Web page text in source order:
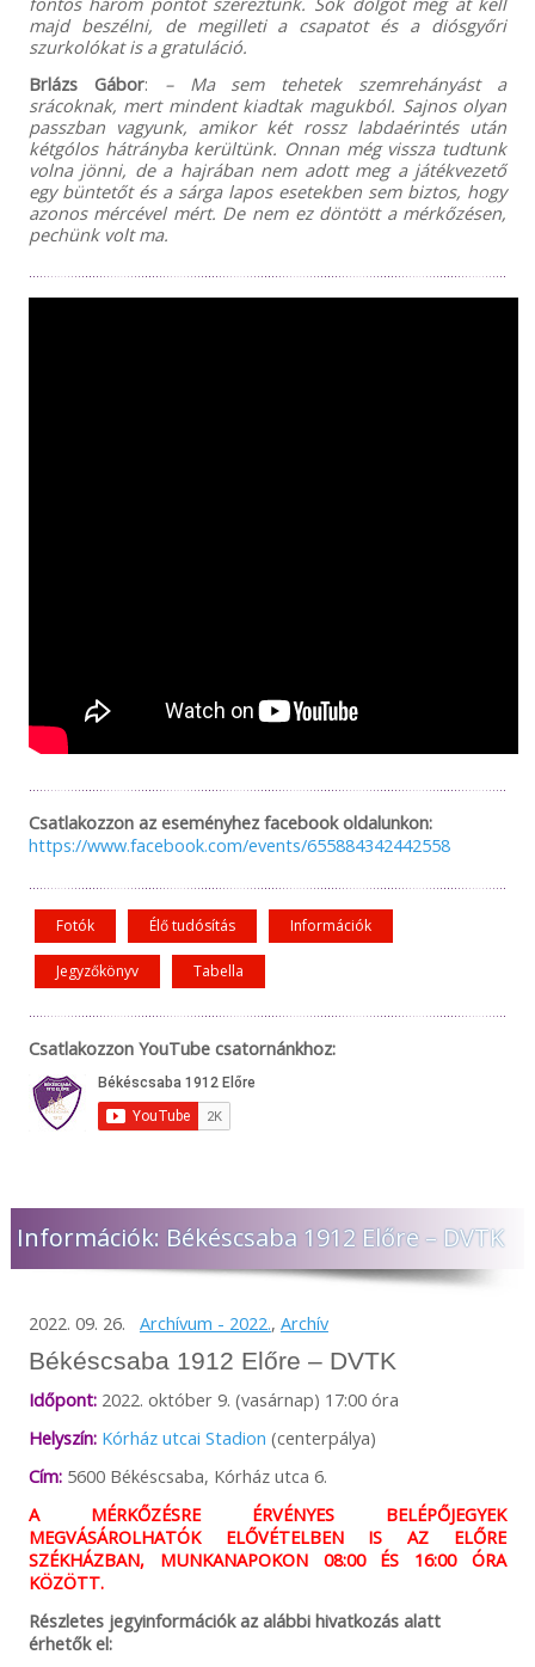
majd beszélni, de megilleti a csapatot és a diósgyőri
szurkolókat is a gratuláció.
Brlázs Gábor: – Ma sem tehetek szemrehányást a
srácoknak, mert mindent kiadtak magukból. Sajnos olyan
passzban vagyunk, amikor két rossz labdaérintés után
kétgólos hátrányba kerültünk. Onnan még vissza tudtunk
volna jönni, de a hajrában nem adott meg a játékvezető
egy büntetőt és a sárga lapos esetekben sem biztos, hogy
azonos mércével mért. De nem ez döntött a mérkőzésen,
pechünk volt ma.
Csatlakozzon az eseményhez facebook oldalunkon:
https://www.facebook.com/events/655884342442558
Fotók Élő tudósítás Információk
Jegyzőkönyv Tabella
Csatlakozzon YouTube csatornánkhoz:
Információk: Békéscsaba 1912 Előre – DVTK
2022. 09. 26. Archívum - 2022., Archív
Békéscsaba 1912 Előre – DVTK
Időpont:2022. október 9. (vasárnap) 17:00 óra
Helyszín: Kórház utcai Stadion (centerpálya)
Cím:5600 Békéscsaba, Kórház utca 6.
A MÉRKŐZÉSRE ÉRVÉNYES BELÉPŐJEGYEK
MEGVÁSÁROLHATÓK ELŐVÉTELBEN IS AZ ELŐRE
SZÉKHÁZBAN, MUNKANAPOKON 08:00 ÉS 16:00 ÓRA
KÖZÖTT.
Részletes jegyinformációk az alábbi hivatkozás alatt
érhetők el: